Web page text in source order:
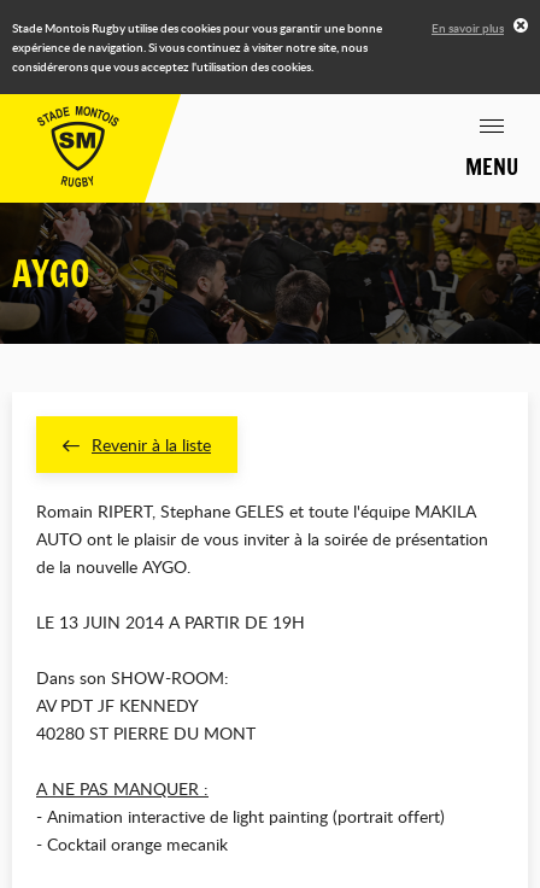
Stade Montois Rugby utilise des cookies pour vous garantir une bonne
expérience de navigation. Si vous continuez à visiter notre site, nous
considérerons que vous acceptez l'utilisation des cookies.
En savoir plus
MENU
AYGO
Revenir à la liste
Romain RIPERT, Stephane GELES et toute l'équipe MAKILA
AUTO ont le plaisir de vous inviter à la soirée de présentation
de la nouvelle AYGO.
LE 13 JUIN 2014 A PARTIR DE 19H
Dans son SHOW-ROOM:
AV PDT JF KENNEDY
40280 ST PIERRE DU MONT
A NE PAS MANQUER :
- Animation interactive de light painting (portrait offert)
- Cocktail orange mecanik